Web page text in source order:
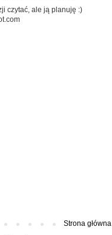
czytać, ale ją planuję :)
Strona główna